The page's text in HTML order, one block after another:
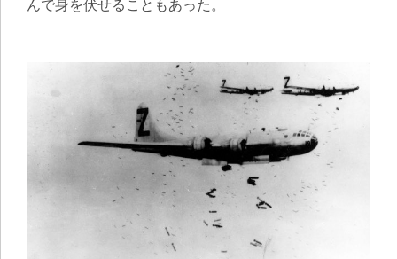
んで身を伏せることもあった。